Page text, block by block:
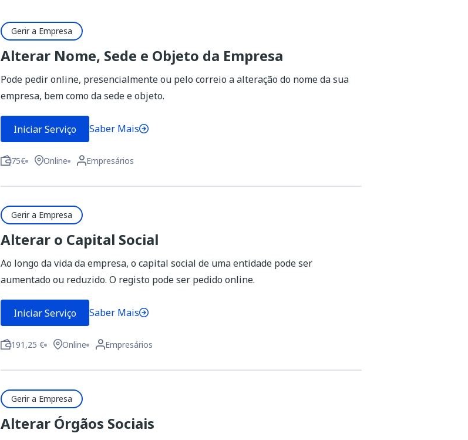
Gerir a Empresa
Alterar Nome, Sede e Objeto da Empresa
Pode pedir online, presencialmente ou pelo correio a alteração do nome da sua
empresa, bem como da sede e objeto.
Iniciar Serviço Saber Mais
75€ Online Empresários
Gerir a Empresa
Alterar o Capital Social
Ao longo da vida da empresa, o capital social de uma entidade pode ser
aumentado ou reduzido. O registo pode ser pedido online.
Iniciar Serviço Saber Mais
191,25 € Online Empresários
Gerir a Empresa
Alterar Órgãos Sociais